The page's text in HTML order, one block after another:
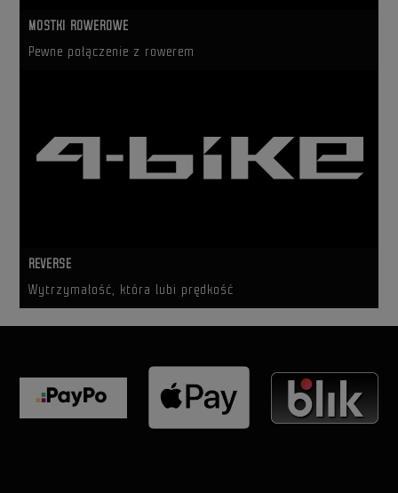
MOSTKI ROWEROWE
Pewne połączenie z rowerem
REVERSE
Wytrzymałość, która lubi prędkość